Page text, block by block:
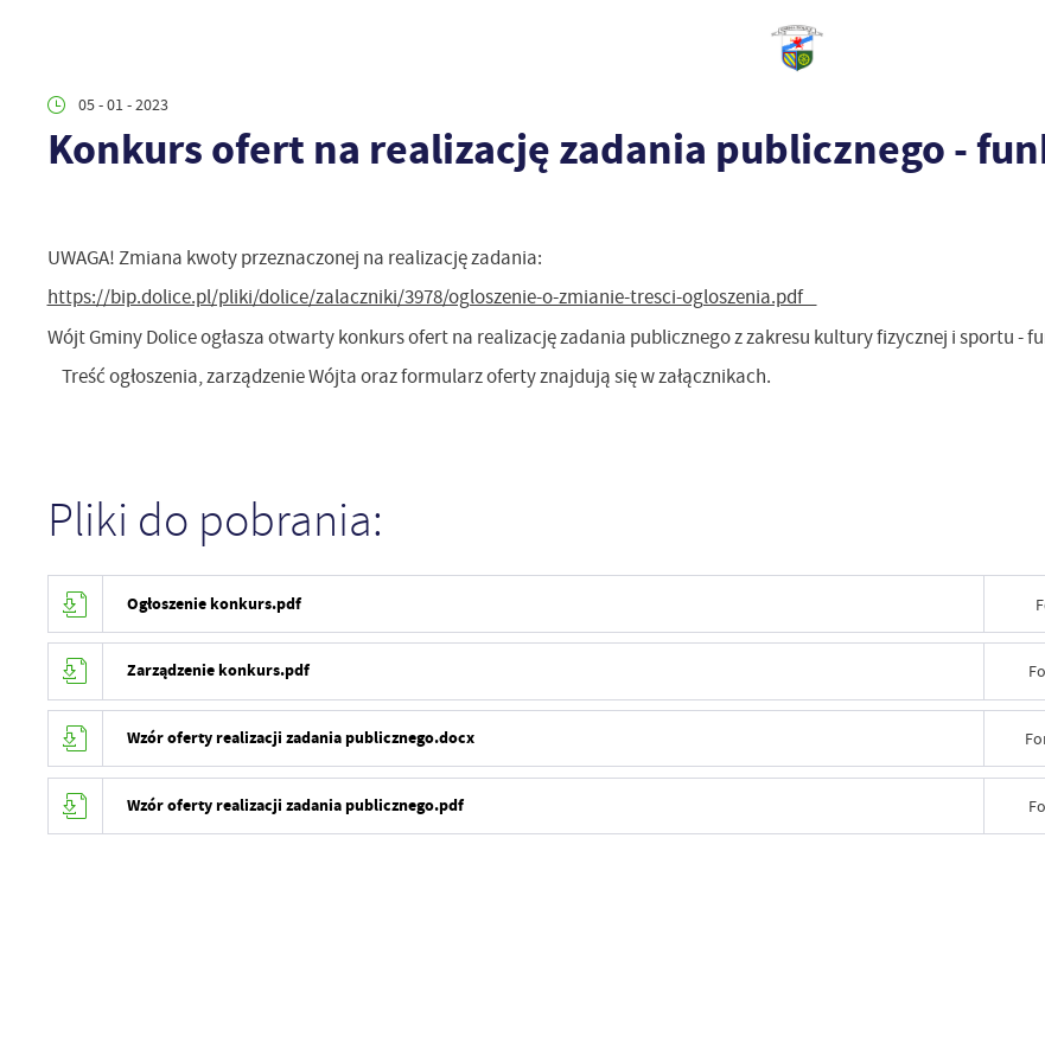
05 - 01 - 2023
Konkurs ofert na realizację zadania publicznego -
UWAGA! Zmiana kwoty przeznaczonej na realizację zadania:
https://bip.dolice.pl/pliki/dolice/zalaczniki/3978/ogloszenie-o-zmianie-tresci-ogloszenia.pdf
Wójt Gminy Dolice ogłasza otwarty konkurs ofert na realizację zadania publicznego z zakresu kultury fizycznej i sportu -
Treść ogłoszenia, zarządzenie Wójta oraz formularz oferty znajdują się w załącznikach.
Pliki do pobrania:
Ogłoszenie konkurs.pdf
Zarządzenie konkurs.pdf
Wzór oferty realizacji zadania publicznego.docx
Wzór oferty realizacji zadania publicznego.pdf